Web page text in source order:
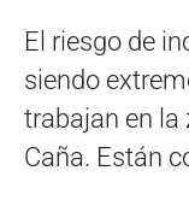
El riesgo de
siendo
trabajan en la
Caña. Están